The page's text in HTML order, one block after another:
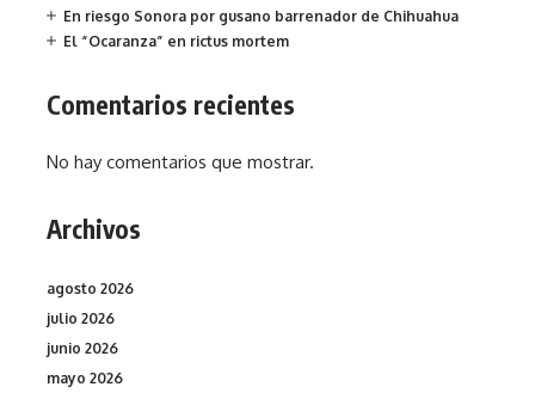
En riesgo Sonora por gusano barrenador de Chihuahua
El “Ocaranza” en rictus mortem
Comentarios recientes
No hay comentarios que mostrar.
Archivos
agosto 2026
julio 2026
junio 2026
mayo 2026